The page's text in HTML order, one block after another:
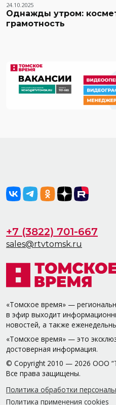
24.10.2025
Однажды утром:
грамотность
+7 (3822) 701-667
sales@rtvtomsk.ru
«Томское время» —
в эфир выходит
новостей, а также
«Томское время» — это
достоверная информация.
© Copyright 2010 — 2026 ООО
Все права защищены.
Политика обработки
Политика применения cookies